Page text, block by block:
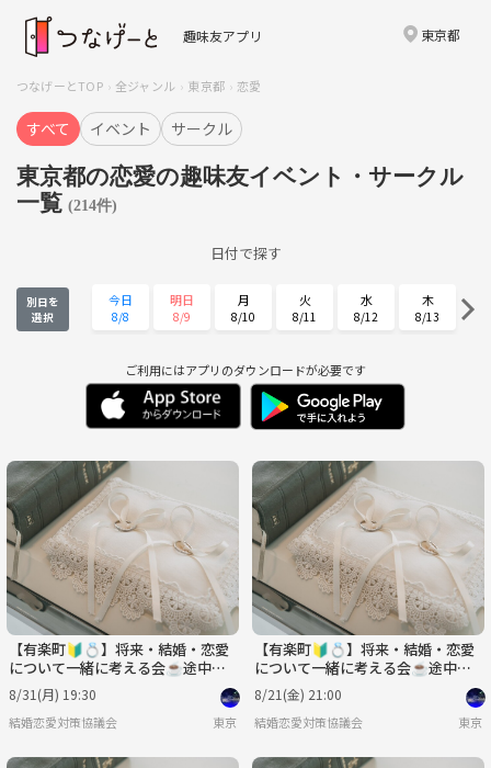
趣味友アプリ 東京都
つなげーとTOP 全ジャンル 東京都 恋愛
すべて イベント サークル
東京都の恋愛の趣味友イベント・サークル
一覧 (214件)
日付で探す
別日を
選択
今日
8/8
明日
8/9
月
8/10
火
8/11
水
8/12
木
8/13
8/14 8/15 8/16 8/17 8/18
木
8/20
金
8/21
日
8/23
月
8/24
8/26 8/28 8/29 8/30
火
9/1 9/4
土
9/5
ご利用にはアプリのダウンロードが必要です
【有楽町🔰💍】将来・結婚・恋愛
について一緒に考える会☕️途中参
加可♪
8/31(月) 19:30
結婚恋愛対策協議会 東京
【有楽町🔰💍】将来・結婚・恋愛
について一緒に考える会☕️途中参
加可♪20代〜40代✨
8/21(金) 21:00
結婚恋愛対策協議会 東京